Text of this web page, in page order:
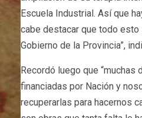
Escuela Industrial. Así que
cabe destacar que todo esto
Gobierno de la Provincia”,
Recordó luego que
financiadas por Nación y
recuperarlas para hacernos